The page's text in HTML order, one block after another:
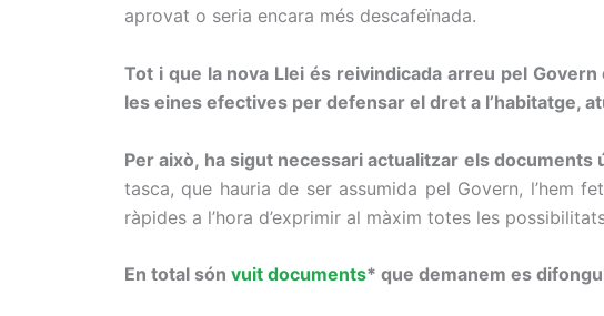
aprovat o seria encara més descafeïnada.
Tot i que la nova Llei és reivindicada arreu pel
les eines efectives per defensar el dret a l’habitatge,
Per això, ha sigut necessari actualitzar els
tasca, que hauria de ser assumida pel Govern, l’hem
ràpides a l’hora d’exprimir al màxim totes les
En total són vuit documents* que demanem es